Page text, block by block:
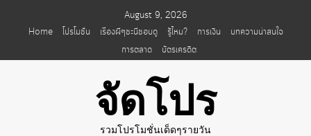
August 9, 2026
Home
โปรโมชั่น เรื่องผีๆชะนีชอบดู รู้ไหม? การเงิน
บทความน่าสนใจ
การตลาด
บัตรเครดิต
จัดโปร
รวมโปรโมชั่นเด็ดๆรายวัน